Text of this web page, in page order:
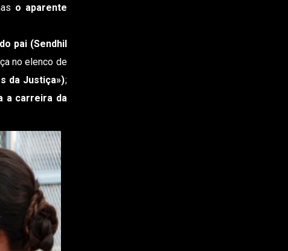
o aparente
pai (Sendhil
no elenco de
da Justiça»);
a carreira da